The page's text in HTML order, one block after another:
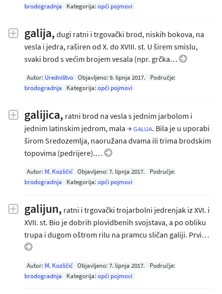
brodogradnja
Kategorija:opći pojmovi
galija, dugi ratni i trgovački brοd, niskih bokova, na
vesla i jedra, raširen od X. do XVIII. st. U širem smislu,
svaki brod s većim brojem vesala (npr. grčka…
Autor: Uredništvo Objavljeno:9. lipnja 2017.
Područje:
brodogradnja
Kategorija:opći pojmovi
galijica, ratni brod na vesla s jednim jarbolom i
jednim latinskim jedrom, mala →galija. Bila je u uporabi
širom Sredozemlja, naoružana dvama ili trima brodskim
topovima (pedrijere).…
Autor: M. Kozličić Objavljeno:7. lipnja 2017.
Područje:
brodogradnja
Kategorija:opći pojmovi
galijun, ratni i trgovački trojarbolni jedrenjak iz XVI. i
XVII. st. Bio je dobrih plovidbenih svojstava, a po obliku
trupa i dugom oštrom rilu na pramcu sličan galiji. Prvi…
Autor: M. Kozličić Objavljeno:7. lipnja 2017.
Područje:
brodogradnja
Kategorija:opći pojmovi